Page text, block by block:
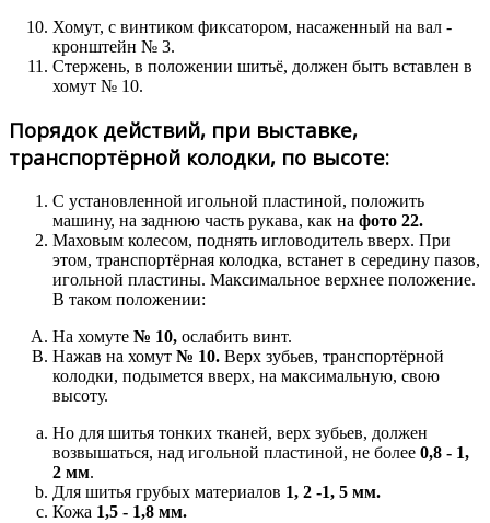
Хомут, с винтиком фиксатором, насаженный на вал -
кронштейн № 3.
Стержень, в положении шитьё, должен быть вставлен в
хомут № 10.
Порядок действий, при выставке,
транспортёрной колодки, по высоте:
С установленной игольной пластиной, положить
машину, на заднюю часть рукава, как на фото 22.
Маховым колесом, поднять игловодитель вверх. При
этом, транспортёрная колодка, встанет в середину пазов,
игольной пластины. Максимальное верхнее положение.
В таком положении:
На хомуте № 10, ослабить винт.
Нажав на хомут № 10. Верх зубьев, транспортёрной
колодки, подымется вверх, на максимальную, свою
высоту.
Но для шитья тонких тканей, верх зубьев, должен
возвышаться, над игольной пластиной, не более 0,8 - 1,
2 мм.
Для шитья грубых материалов 1, 2 -1, 5 мм.
Кожа 1,5 - 1,8 мм.